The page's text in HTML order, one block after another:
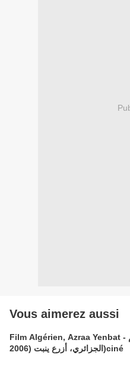
Vous aimerez aussi
Film Algérien, Azraa Yenbat - الفلم
الجزائري، أزرع ينبت (2006)ciné